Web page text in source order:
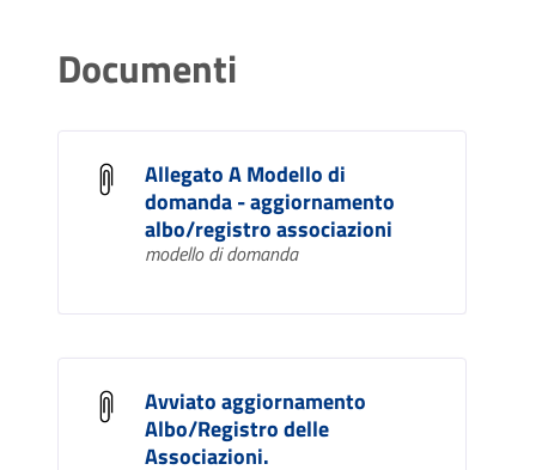
Documenti
Allegato A Modello di
domanda - aggiornamento
albo/registro associazioni
modello di domanda
Avviato aggiornamento
Albo/Registro delle
Associazioni.